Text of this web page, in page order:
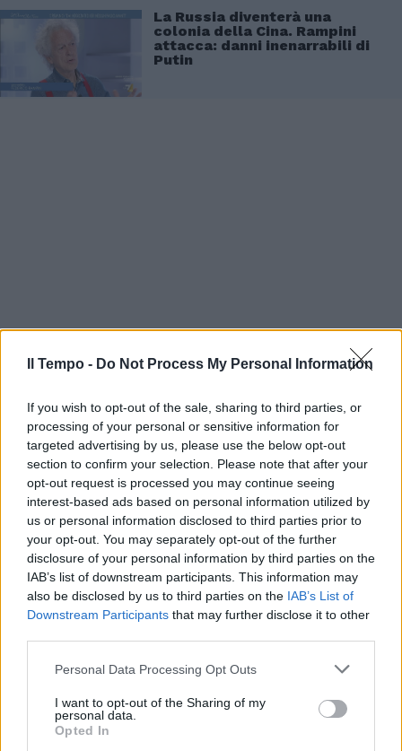
Il Tempo - Do Not Process My Personal Information
If you wish to opt-out of the sale, sharing to third parties, or
processing of your personal or sensitive information for
targeted advertising by us, please use the below opt-out
section to confirm your selection. Please note that after your
opt-out request is processed you may continue seeing
interest-based ads based on personal information utilized by
us or personal information disclosed to third parties prior to
your opt-out. You may separately opt-out of the further
disclosure of your personal information by third parties on the
IAB’s list of downstream participants. This information may
also be disclosed by us to third parties on the IAB’s List of
Downstream Participants that may further disclose it to other
Personal Data Processing Opt Outs
I want to opt-out of the Sharing of my
personal data.
Opted In
La Russia diventerà una
colonia della Cina. Rampini
attacca: danni inenarrabili di
Putin